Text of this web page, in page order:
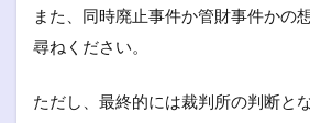
また、同時廃止事件か管財事件かの
尋ねください。
ただし、最終的には裁判所の判断と